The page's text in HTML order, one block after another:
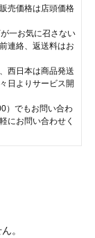
売価格は店頭価格
一お気に召さない
連絡、返送料はお
西日本は商品発送
日よりサービス開
）でもお問い合わ
にお問い合わせく
。